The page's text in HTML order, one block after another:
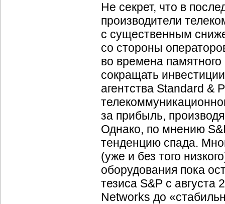
Не секрет, что в
производители
с существенным
со стороны
во времена памятного
сокращать
агентства Standard &
за прибыль,
Однако, по мнению
тенденцию спада.
(уже и без того
оборудования пока
тезиса S&P с августа
Networks до